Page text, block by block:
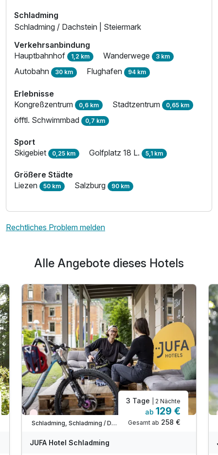
Für 6 Tage
Familienzimmer C
Für 6 Tage
Schladming
Schladming / Dachstein | Steiermark
Verkehrsanbindung
Hauptbahnhof 1,2 km Wanderwege 3 km
Autobahn 30 km Flughafen 94 km
Erlebnisse
Kongreßzentrum 0,6 km Stadtzentrum 0,65 km
öfftl. Schwimmbad 0,7 km
Sport
Skigebiet 0,25 km Golfplatz 18 L. 5,1 km
Größere Städte
Liezen 50 km Salzburg 90 km
Rechtliches Problem melden
Alle Angebote dieses Hotels
Nur noch Restplätze
Schladming, Schladming / Dachstein
3 Tage | 2 Nächte
ab 129 €
Gesamt ab 258 €
JUFA Hotel Schladming